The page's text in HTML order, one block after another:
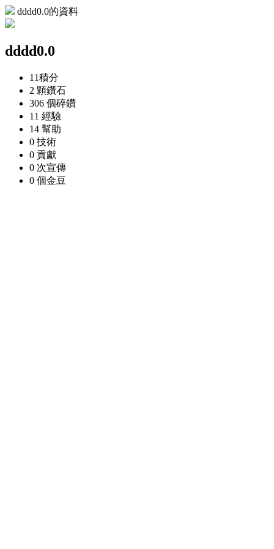
dddd0.0的資料
dddd0.0
11積分
2 顆鑽石
306 個碎鑽
11 經驗
14 幫助
0 技術
0 貢獻
0 次宣傳
0 個金豆